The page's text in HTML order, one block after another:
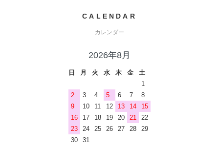
CALENDAR
カレンダー
2026年8月
日 月 火 水 木 金
土
1
2
3 4 5 6 7
8
9
10 11 12 13 14
15
16
17 18 19 20 21
22
23
24 25 26 27 28
29
30
31